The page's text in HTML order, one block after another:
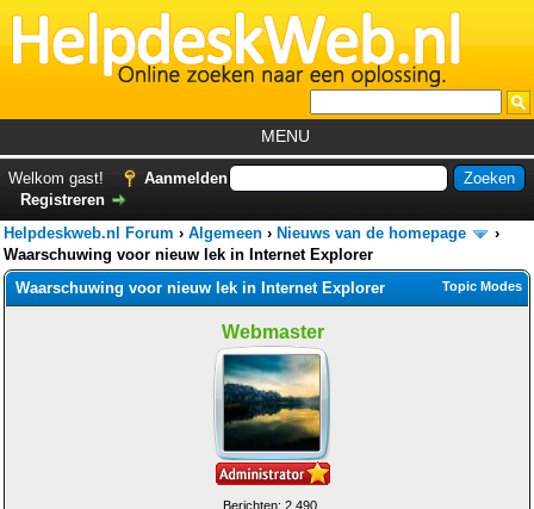
MENU
Foutcodes
Helpdesks
GemistDownloader
Forum
Welkom gast!
Aanmelden
Registreren
Helpdeskweb.nl Forum › Algemeen › Nieuws van de homepage
›
Waarschuwing voor nieuw lek in Internet Explorer
Topic Modes
Waarschuwing voor nieuw lek in Internet Explorer
Webmaster
Berichten: 2.490